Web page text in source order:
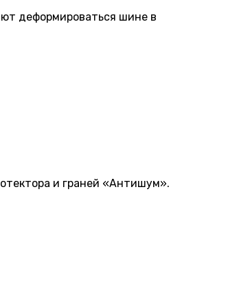
деформироваться шине в
и граней «Антишум».